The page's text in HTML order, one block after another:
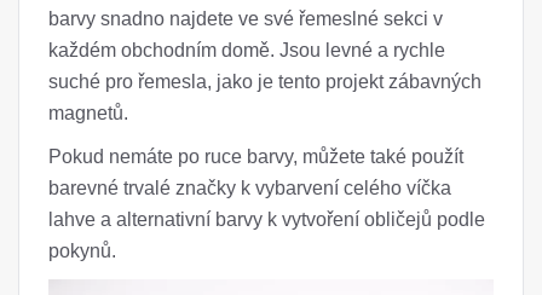
barvy snadno najdete ve své řemeslné sekci v
každém obchodním domě. Jsou levné a rychle
suché pro řemesla, jako je tento projekt zábavných
magnetů.
Pokud nemáte po ruce barvy, můžete také použít
barevné trvalé značky k vybarvení celého víčka
lahve a alternativní barvy k vytvoření obličejů podle
pokynů.